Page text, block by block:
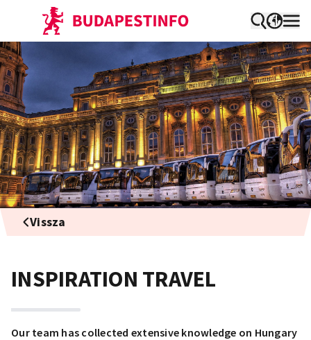
Vissza
INSPIRATION TRAVEL
Our team has collected extensive knowledge on Hungary